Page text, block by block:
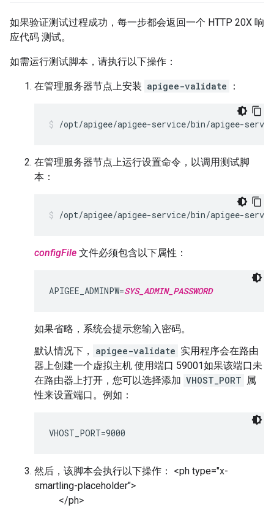
如果验证测试过程成功，每一步都会返回一个 HTTP 20X 响
应代码 测试。
如需运行测试脚本，请执行以下操作：
在管理服务器节点上安装 apigee-validate ：
/opt/apigee/apigee-service/bin/apigee-
在管理服务器节点上运行设置命令，以调用测试脚
本：
/opt/apigee/apigee-service/bin/apigee-
configFile 文件必须包含以下属性：
APIGEE_ADMINPW=SYS_ADMIN_PASSWORD
如果省略，系统会提示您输入密码。
默认情况下，
apigee-validate 实用程序会在路由
器上创建一个虚拟主机 使用端口 59001如果该端口未
在路由器上打开，您可以选择添加 VHOST_PORT 属
性来设置端口。例如：
VHOST_PORT=9000
然后，该脚本会执行以下操作： <ph type="x-
smartling-placeholder">
</ph>